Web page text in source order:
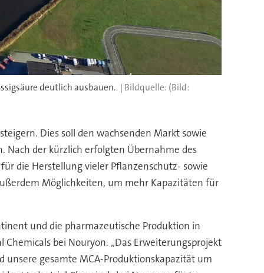
deutlich ausbauen.
(Bild:
Dies soll den wachsenden Markt sowie
Nach der kürzlich erfolgten Übernahme des
die Herstellung vieler Pflanzenschutz- sowie
Möglichkeiten, um mehr Kapazitäten für
und die pharmazeutische Produktion in
bei Nouryon. „Das Erweiterungsprojekt
unsere gesamte MCA-Produktionskapazität um